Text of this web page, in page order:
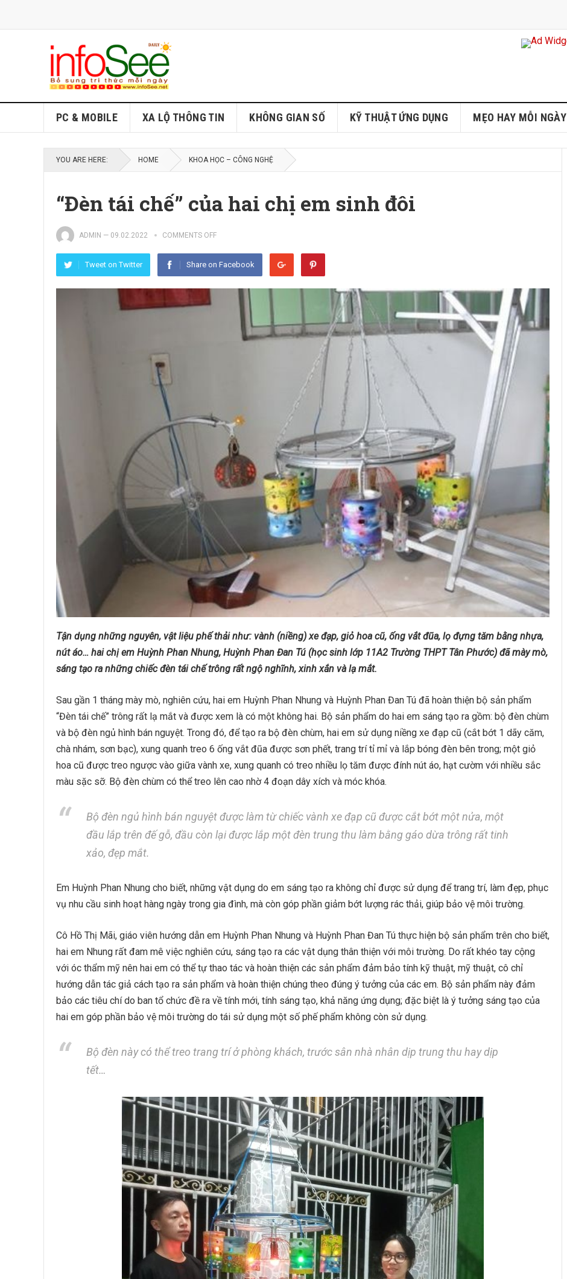
PC & MOBILE XA LỘ THÔNG TIN KHÔNG GIAN SỐ KỸ THUẬT ỨNG DỤNG MẸO HAY MỖI NGÀY
YOU ARE HERE: HOME KHOA HỌC – CÔNG NGHỆ
“Đèn tái chế” của hai chị em sinh đôi
ADMIN — 09.02.2022 COMMENTS OFF
Tweet on Twitter Share on Facebook
Tận dụng những nguyên, vật liệu phế thải như: vành (niềng) xe đạp, giỏ hoa cũ, ống vắt đũa, lọ đựng tăm bằng nhựa,
nút áo… hai chị em Huỳnh Phan Nhung, Huỳnh Phan Đan Tú (học sinh lớp 11A2 Trường THPT Tân Phước) đã mày mò,
sáng tạo ra những chiếc đèn tái chế trông rất ngộ nghĩnh, xinh xắn và lạ mắt.
Sau gần 1 tháng mày mò, nghiên cứu, hai em Huỳnh Phan Nhung và Huỳnh Phan Đan Tú đã hoàn thiện bộ sản phẩm
“Đèn tái chế” trông rất lạ mắt và được xem là có một không hai. Bộ sản phẩm do hai em sáng tạo ra gồm: bộ đèn chùm
và bộ đèn ngủ hình bán nguyệt. Trong đó, để tạo ra bộ đèn chùm, hai em sử dụng niềng xe đạp cũ (cắt bớt 1 dãy căm,
chà nhám, sơn bạc), xung quanh treo 6 ống vắt đũa được sơn phết, trang trí tỉ mỉ và lắp bóng đèn bên trong; một giỏ
hoa cũ được treo ngược vào giữa vành xe, xung quanh có treo nhiều lọ tăm được đính nút áo, hạt cườm với nhiều sắc
màu sặc sỡ. Bộ đèn chùm có thể treo lên cao nhờ 4 đoạn dây xích và móc khóa.
Bộ đèn ngủ hình bán nguyệt được làm từ chiếc vành xe đạp cũ được cắt bớt một nửa, một
đầu lắp trên đế gỗ, đầu còn lại được lắp một đèn trung thu làm bằng gáo dừa trông rất tinh
xảo, đẹp mắt.
Em Huỳnh Phan Nhung cho biết, những vật dụng do em sáng tạo ra không chỉ được sử dụng để trang trí, làm đẹp, phục
vụ nhu cầu sinh hoạt hàng ngày trong gia đình, mà còn góp phần giảm bớt lượng rác thải, giúp bảo vệ môi trường.
Cô Hồ Thị Mãi, giáo viên hướng dẫn em Huỳnh Phan Nhung và Huỳnh Phan Đan Tú thực hiện bộ sản phẩm trên cho biết,
hai em Nhung rất đam mê việc nghiên cứu, sáng tạo ra các vật dụng thân thiện với môi trường. Do rất khéo tay cộng
với óc thẩm mỹ nên hai em có thể tự thao tác và hoàn thiện các sản phẩm đảm bảo tính kỹ thuật, mỹ thuật, cô chỉ
hướng dẫn tác giả cách tạo ra sản phẩm và hoàn thiện chúng theo đúng ý tưởng của các em. Bộ sản phẩm này đảm
bảo các tiêu chí do ban tổ chức đề ra về tính mới, tính sáng tạo, khả năng ứng dụng; đặc biệt là ý tưởng sáng tạo của
hai em góp phần bảo vệ môi trường do tái sử dụng một số phế phẩm không còn sử dụng.
Bộ đèn này có thể treo trang trí ở phòng khách, trước sân nhà nhân dịp trung thu hay dịp
tết…